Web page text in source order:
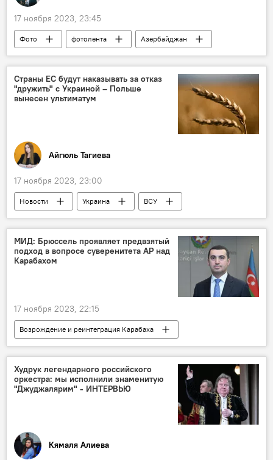
17 ноября 2023, 23:45
Фото фотолента
Азербайджан
Культура
Мода и стиль
Страны ЕС будут наказывать за отказ
"дружить" с Украиной – Польше
вынесен ультиматум
Айгюль Тагиева
17 ноября 2023, 23:00
Новости Украина
ВСУ
Польша
ЕС
Зерно
эмбарго
ВТО
МИД: Брюссель проявляет предвзятый
подход в вопросе суверенитета АР над
Карабахом
17 ноября 2023, 22:15
Возрождение и реинтеграция Карабаха
Азербайджан
Политика
Айхан Гаджизаде
ЕС
Армения
Худрук легендарного российского
оркестра: мы исполнили знаменитую
"Джуджалярим" - ИНТЕРВЬЮ
Кямаля Алиева